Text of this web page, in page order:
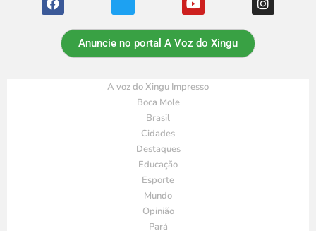
Anuncie no portal A Voz do Xingu
A voz do Xingu Impresso
Boca Mole
Brasil
Cidades
Destaques
Educação
Esporte
Mundo
Opinião
Pará